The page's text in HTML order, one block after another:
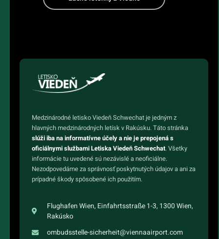
Medzinárodné letisko Viedeň Schwechat je jedným z
hlavných medzinárodných letísk v Rakúsku. Táto stránka
slúži iba na informatívne účely a nie je prepojená s
oficiálnymi službami Letiska Viedeň Schwechat. Všetky
informácie tu uvedené sú nezávislé a neoficiálne.
Nezodpovedáme za správnosť poskytnutých údajov a ani za
prípadné škody spôsobené ich použitím.
Flughafen Wien, Einfahrtsstraße 1-3, 1300 Wien,
Rakúsko
ombudsstelle-sicherheit@viennaairport.com